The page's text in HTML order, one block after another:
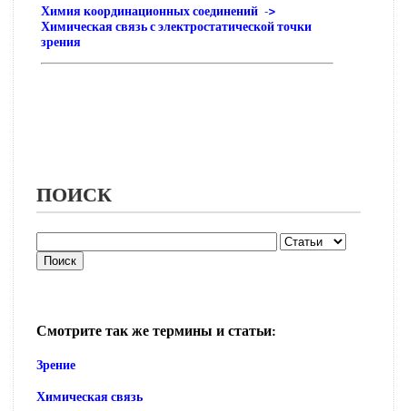
Химия координационных соединений ->
Химическая связь с электростатической точки
зрения
ПОИСК
Смотрите так же термины и статьи:
Зрение
Химическая связь